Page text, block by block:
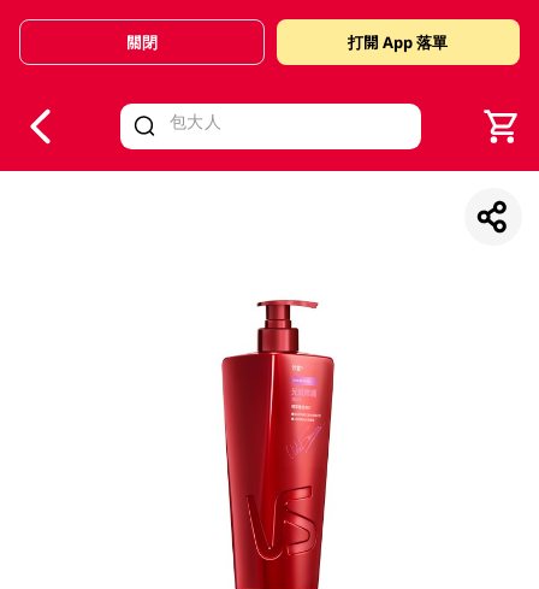
Valid Until 30 June 2026
關閉 打開 App 落單